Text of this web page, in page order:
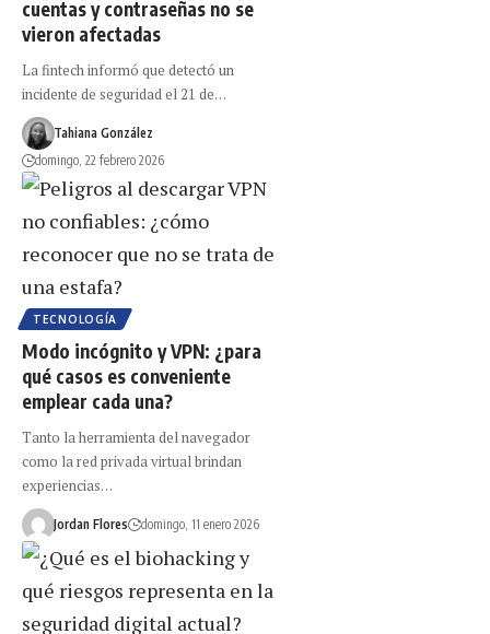
cuentas y contraseñas no se
vieron afectadas
La fintech informó que detectó un
incidente de seguridad el 21 de…
Tahiana González
domingo, 22 febrero 2026
TECNOLOGÍA
Modo incógnito y VPN: ¿para
qué casos es conveniente
emplear cada una?
Tanto la herramienta del navegador
como la red privada virtual brindan
experiencias…
Jordan Flores domingo, 11 enero 2026